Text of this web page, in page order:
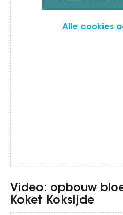
Alle cookies
Video: opbouw
Koket Koksijde